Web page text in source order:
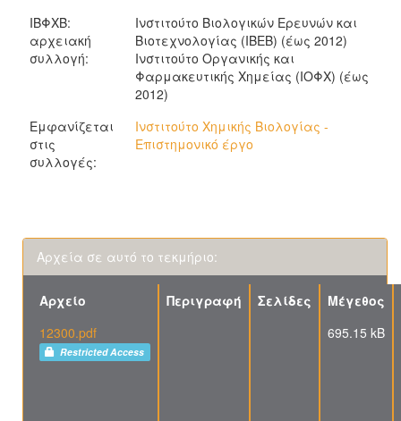
ΙΒΦΧΒ:
αρχειακή
συλλογή:
Ινστιτούτο Βιολογικών Ερευνών και
Βιοτεχνολογίας (ΙΒΕΒ) (έως 2012)
Ινστιτούτο Οργανικής και
Φαρμακευτικής Χημείας (ΙΟΦΧ) (έως
2012)
Εμφανίζεται
στις
συλλογές:
Ινστιτούτο Χημικής Βιολογίας -
Επιστημονικό έργο
Αρχεία σε αυτό το τεκμήριο:
Αρχείο Περιγραφή Σελίδες
Μέγεθος
12300.pdf
Restricted Access
695.15 kB